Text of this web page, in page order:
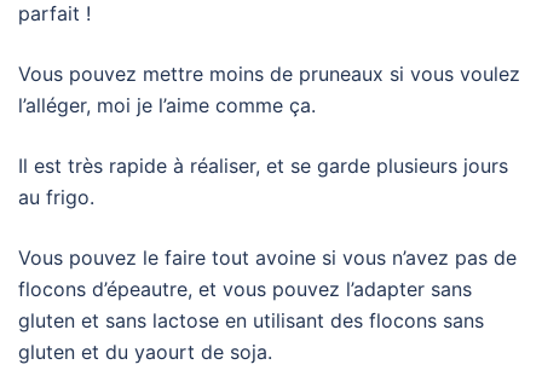
parfait !
Vous pouvez mettre moins de pruneaux si vous voulez
l’alléger, moi je l’aime comme ça.
Il est très rapide à réaliser, et se garde plusieurs jours
au frigo.
Vous pouvez le faire tout avoine si vous n’avez pas de
flocons d’épeautre, et vous pouvez l’adapter sans
gluten et sans lactose en utilisant des flocons sans
gluten et du yaourt de soja.